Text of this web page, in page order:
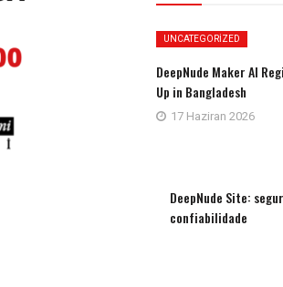
UNCATEGORIZED
DeepNude Maker AI
Up in Bangladesh
17 Haziran 2026
DeepNude Site:
confiabilidade